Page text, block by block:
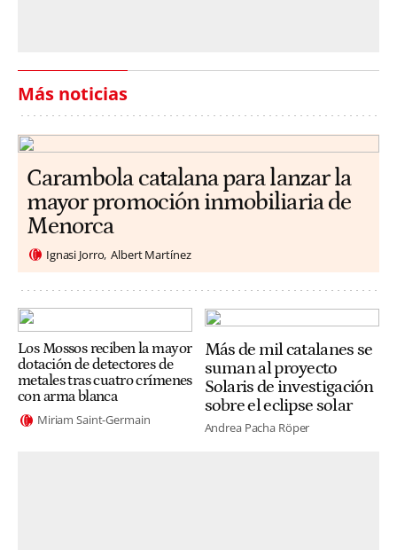
Más noticias
Carambola catalana para lanzar la
mayor promoción inmobiliaria de
Menorca
Ignasi Jorro Albert Martínez
Los Mossos reciben la mayor
dotación de detectores de
metales tras cuatro crímenes
con arma blanca
Miriam Saint-Germain
Más de mil catalanes se
suman al proyecto
Solaris de investigación
sobre el eclipse solar
Andrea Pacha Röper